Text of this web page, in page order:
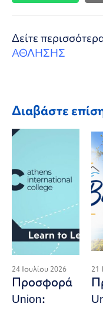
Δείτε
ΑΘΛΗΣΗΣ
Διαβάστε
24 Ιουλίου 2026
Προσφορά
Union:
21